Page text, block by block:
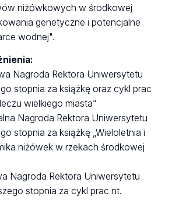
niżówkowych w środkowej
genetyczne i potencjalne
wodnej".
Nagroda Rektora Uniwersytetu
stopnia za książkę oraz cykl prac
wielkiego miasta”
Nagroda Rektora Uniwersytetu
stopnia za książkę „Wieloletnia i
niżówek w rzekach środkowej
Nagroda Rektora Uniwersytetu
stopnia za cykl prac nt.